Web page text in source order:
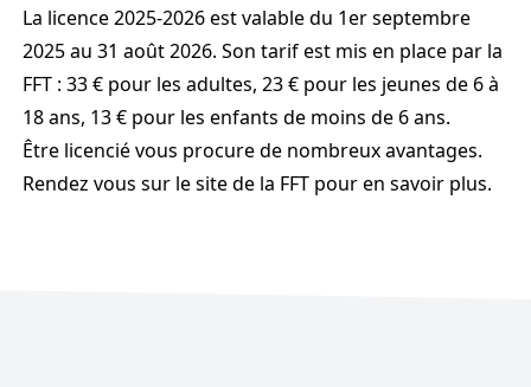
La licence 2025-2026 est valable du 1er septembre
2025 au 31 août 2026. Son tarif est mis en place par la
FFT : 33 € pour les adultes, 23 € pour les jeunes de 6 à
18 ans, 13 € pour les enfants de moins de 6 ans.
Être licencié vous procure de nombreux avantages.
Rendez vous sur le site de la FFT pour en savoir plus.